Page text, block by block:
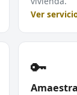
Ver
🔑